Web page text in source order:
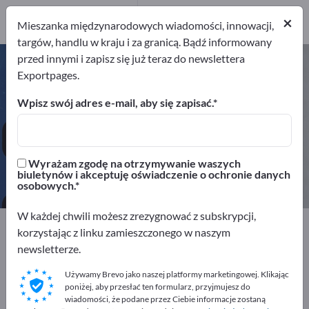
Stanowiska robocze montażowe –
znajdź producentów i dostawców
Dystrybutorów
1
Dystrybutorów
1
Exportpages
Wyposażenie firmy / Wyposażenie instytucji
Wyposażenia fabryczne i magazynowe
Stanowiska robocze montażowe
×
Mieszanka międzynarodowych wiadomości, innowacji,
targów, handlu w kraju i za granicą. Bądź informowany
przed innymi i zapisz się już teraz do newslettera
Exportpages.
Wpisz swój adres e-mail, aby się zapisać.
Wyrażam zgodę na otrzymywanie waszych
biuletynów i akceptuję oświadczenie o ochronie danych
osobowych.
W każdej chwili możesz zrezygnować z subskrypcji,
korzystając z linku zamieszczonego w naszym
newsletterze.
Używamy Brevo jako naszej platformy marketingowej. Klikając
poniżej, aby przesłać ten formularz, przyjmujesz do
wiadomości, że podane przez Ciebie informacje zostaną